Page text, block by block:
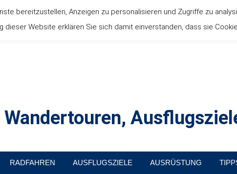
RADFAHREN AUSFLUGSZIELE AUSRÜSTUNG
bereitzustellen, Anzeigen zu personalisieren und Zugriffe zu
dieser Website erklären Sie sich damit einverstanden, dass sie